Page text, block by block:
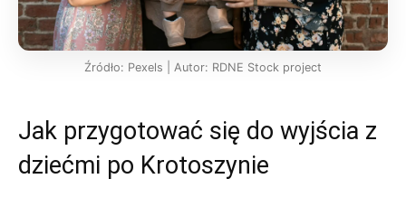
Źródło: Pexels | Autor: RDNE Stock project
Jak przygotować się do wyjścia z
dziećmi po Krotoszynie